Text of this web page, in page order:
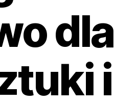
dla
i